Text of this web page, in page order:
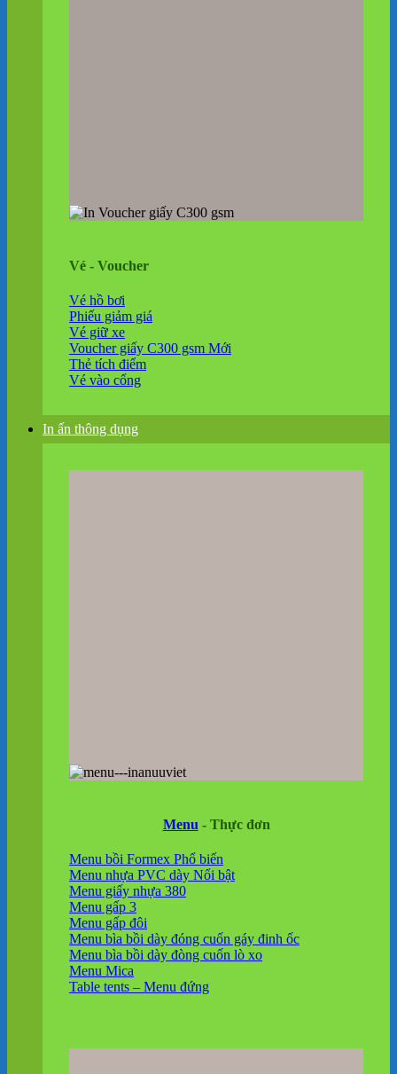
Vé - Voucher
Vé hồ bơi
Phiếu giảm giá
Vé giữ xe
Voucher giấy C300 gsm
Thẻ tích điểm
Vé vào cổng
In ấn thông dụng
Menu - Thực đơn
Menu bồi Formex
Menu nhựa PVC dày
Menu giấy nhựa 380
Menu gấp 3
Menu gấp đôi
Menu bìa bồi dày đóng cuốn gáy đinh ốc
Menu bìa bồi dày đòng cuốn lò xo
Menu Mica
Table tents – Menu đứng